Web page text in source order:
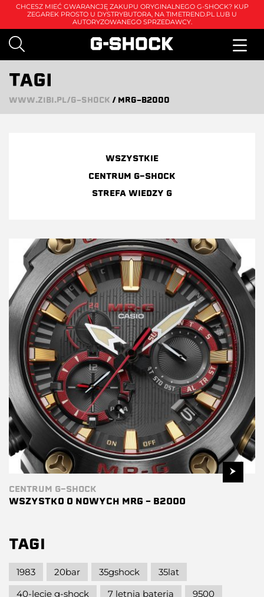
CHCESZ MIEĆ GWARANCJĘ ZAKUPU ORYGINALNEGO G-SHOCK? KUP
ZEGAREK PROSTO U DYSTRYBUTORA, NA TIMETREND.PL LUB U
AUTORYZOWANEGO SPRZEDAWCY.
TAGI
WWW.ZIBI.PL/G-SHOCK / MRG-B2000
WSZYSTKIE
CENTRUM G-SHOCK
STREFA WIEDZY G
CENTRUM G-SHOCK
WSZYSTKO O NOWYCH MRG – B2000
TAGI
1983 20bar 35gshock
35lat
40-lecie g-shock
7 letnia bateria
9500